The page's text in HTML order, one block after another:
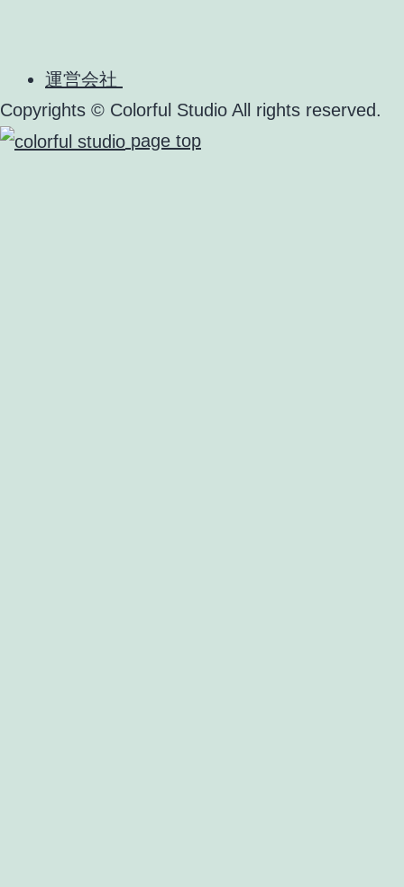
運営会社
Copyrights © Colorful Studio All rights reserved.
page top